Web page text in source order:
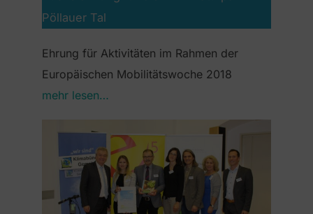
Pöllauer Tal
Ehrung für Aktivitäten im Rahmen der
Europäischen Mobilitätswoche 2018
mehr lesen…